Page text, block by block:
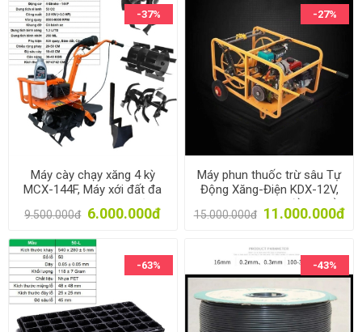
-37%
Máy cày chạy xăng 4 kỳ
MCX-144F, Máy xới đất đa
9.500.000đ 6.000.000đ
-27%
Máy phun thuốc trừ sâu Tự
Động Xăng-Điện KDX-12V,
Máy phun sương điều khiển
từ xa
15.000.000đ 11.000.000đ
-63% -43%